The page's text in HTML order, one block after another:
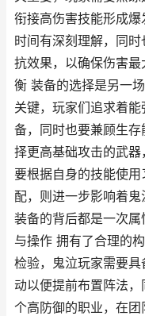
衔接高伤害技能形成
时间有深刻理解，同
抗效果，以确保伤害
衡 装备的选择是另一
关键，玩家们追求着
备，同时也要兼顾生
择更高基础攻击的武
要根据自身的技能使
配，则进一步影响着
装备的背后都是一次
与操作 拥有了合理的
检验，鬼泣玩家需要
动以便提前布置阵法
个高防御的职业，在